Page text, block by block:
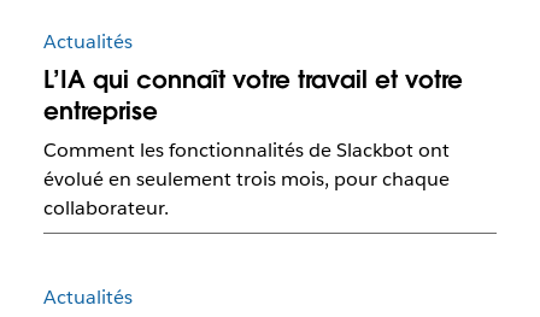
Actualités
L’IA qui connaît votre travail et votre
entreprise
Comment les fonctionnalités de Slackbot ont
évolué en seulement trois mois, pour chaque
collaborateur.
Actualités